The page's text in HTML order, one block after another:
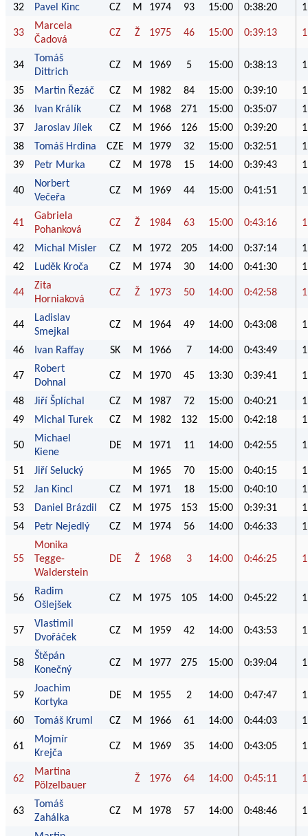
32
Pavel Kinc CZ M 1974 93 15:00 0:38:20
33
Marcela
Čadová
CZ Ž 1975 46 15:00 0:39:13
34
Tomáš
Dittrich
CZ M 1969 5 15:00 0:38:13
35 Martin Řezáč CZ M 1982 84 15:00 0:39:10
36
Ivan Králík CZ M 1968 271 15:00 0:35:07
37
Jaroslav Jílek CZ M 1966 126 15:00 0:39:20
38
Tomáš Hrdina CZE M 1979 32 15:00 0:32:51
39
Petr Murka CZ M 1978 15 14:00 0:39:43
40
Norbert
Večeřa
CZ M 1969 44 15:00 0:41:51
41
Gabriela
Pohanková
CZ Ž 1984 63 15:00 0:43:16
42 Michal Misler CZ M 1972 205 14:00 0:37:14
42
Luděk Kroča CZ M 1974 30 14:00 0:41:30
44
Zita
Horniaková
CZ Ž 1973 50 14:00 0:42:58
44
Ladislav
Smejkal
CZ M 1964 49 14:00 0:43:08
46 Ivan Raffay SK M 1966 7 14:00 0:43:49
47
Robert
Dohnal
CZ M 1970 45 13:30 0:39:41
48 Jiří Šplíchal CZ M 1987 72 15:00 0:40:21
49
Michal Turek CZ M 1982 132 15:00 0:42:18
50
Michael
Kiene
DE M 1971 11 14:00 0:42:55
51 Jiří Selucký M 1965 70 15:00 0:40:15
52
Jan Kincl CZ M 1971 18 15:00 0:40:10
53
Daniel Brázdil CZ M 1975 153 15:00 0:39:31
54
Petr Nejedlý CZ M 1974 56 14:00 0:46:33
55
Monika
Tegge-
Walderstein
DE Ž 1968 3 14:00 0:46:25
56
Radim
Ošlejšek
CZ M 1975 105 14:00 0:45:22
57
Vlastimil
Dvořáček
CZ M 1959 42 14:00 0:43:53
58
Štěpán
Konečný
CZ M 1977 275 15:00 0:39:04
59
Joachim
Kortyka
DE M 1955 2 14:00 0:47:47
60 Tomáš Kruml CZ M 1966 61 14:00 0:44:03
61
Mojmír
Krejča
CZ M 1969 35 14:00 0:43:05
62
Martina
Pölzelbauer
Ž 1976 64 14:00 0:45:11
63
Tomáš
Zahálka
CZ M 1978 57 14:00 0:48:46